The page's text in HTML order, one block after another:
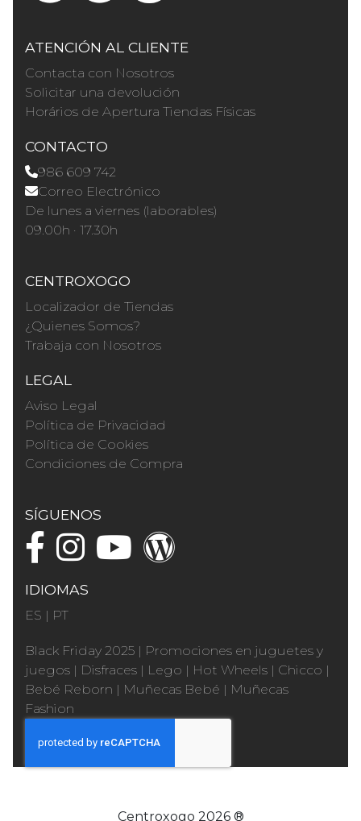
ATENCIÓN AL CLIENTE
Contacta con Nosotros
Solicitar una devolución
Horários de Apertura Tiendas Físicas
CONTACTO
986 609 742
Correo Electrónico
De lunes a viernes (laborables)
09.00h · 17.30h
CENTROXOGO
Localizador de Tiendas
¿Quienes Somos?
Trabaja con Nosotros
LEGAL
Aviso Legal
Política de Privacidad
Política de Cookies
Condiciones de Compra
SÍGUENOS
IDIOMAS
ES | PT
Black Friday 2025 | Promociones en juguetes y
juegos | Disfraces | Lego | Hot Wheels | Chicco |
Bebé Reborn | Muñecas Bebé | Muñecas
Fashion
Centroxogo 2026 ®